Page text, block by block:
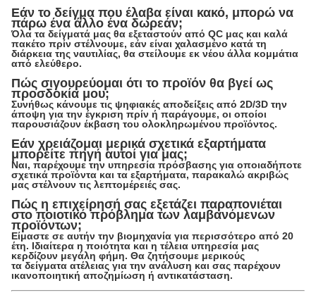
Εάν το δείγμα που έλαβα είναι κακό, μπορώ να
πάρω ένα άλλο ένα δωρεάν;
Όλα τα δείγματά μας θα εξεταστούν από QC μας και καλά
πακέτο πρίν στέλνουμε, εάν είναι χαλασμένο κατά τη
διάρκεια της ναυτιλίας, θα στείλουμε εκ νέου άλλα κομμάτια
από ελεύθερο.
Πώς σιγουρεύομαι ότι το προϊόν θα βγεί ως
προσδοκία μου;
Συνήθως κάνουμε τις ψηφιακές αποδείξεις από 2D/3D την
άποψη για την έγκριση πρίν ή παράγουμε, οι οποίοι
παρουσιάζουν έκβαση του ολοκληρωμένου προϊόντος.
Εάν χρειάζομαι μερικά σχετικά εξαρτήματα
μπορείτε πηγή αυτοί για μας;
Ναι, παρέχουμε την υπηρεσία πρόσβασης για οποιαδήποτε
σχετικά προϊόντα και τα εξαρτήματα, παρακαλώ ακριβώς
μας στέλνουν τις λεπτομέρειές σας.
Πώς η επιχείρησή σας εξετάζει παραπονιέται
στο ποιοτικό πρόβλημα των λαμβανόμενων
προϊόντων;
Είμαστε σε αυτήν την βιομηχανία για περισσότερο από 20
έτη. Ιδιαίτερα η ποιότητα και η τέλεια υπηρεσία μας
κερδίζουν μεγάλη φήμη. Θα ζητήσουμε μερικούς
τα δείγματα ατέλειας για την ανάλυση και σας παρέχουν
ικανοποιητική αποζημίωση ή αντικατάσταση.